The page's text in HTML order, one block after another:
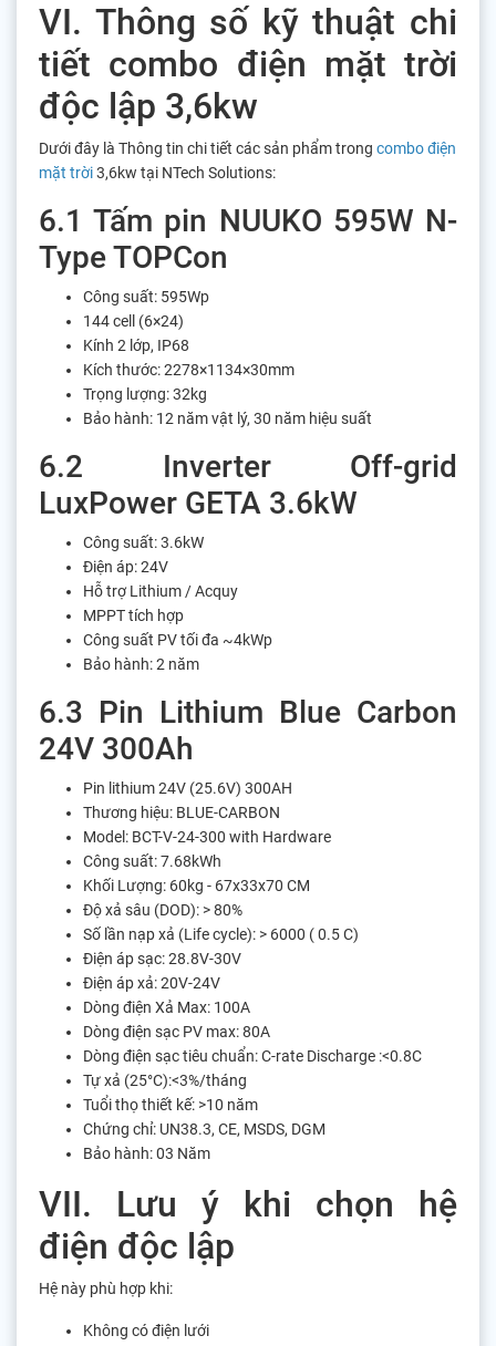
VI. Thông số kỹ thuật chi
tiết combo điện mặt trời
độc lập 3,6kw
Dưới đây là Thông tin chi tiết các sản phẩm trong combo điện
mặt trời3,6kw tại NTech Solutions:
6.1 Tấm pin NUUKO 595W N-
Type TOPCon
Công suất: 595Wp
144 cell (6×24)
Kính 2 lớp, IP68
Kích thước: 2278×1134×30mm
Trọng lượng: 32kg
Bảo hành: 12 năm vật lý, 30 năm hiệu suất
6.2 Inverter Off-grid
LuxPower GETA 3.6kW
Công suất: 3.6kW
Điện áp: 24V
Hỗ trợ Lithium / Acquy
MPPT tích hợp
Công suất PV tối đa ~4kWp
Bảo hành: 2 năm
6.3 Pin Lithium Blue Carbon
24V 300Ah
Pin lithium 24V (25.6V) 300AH
Thương hiệu: BLUE-CARBON
Model: BCT-V-24-300 with Hardware
Công suất: 7.68kWh
Khối Lượng: 60kg - 67x33x70 CM
Độ xả sâu (DOD): > 80%
Số lần nạp xả (Life cycle): > 6000 ( 0.5 C)
Điện áp sạc: 28.8V-30V
Điện áp xả: 20V-24V
Dòng điện Xả Max: 100A
Dòng điện sạc PV max: 80A
Dòng điện sạc tiêu chuẩn: C-rate Discharge :<0.8C
Tự xả (25°C):<3%/tháng
Tuổi thọ thiết kế: >10 năm
Chứng chỉ: UN38.3, CE, MSDS, DGM
Bảo hành: 03 Năm
VII. Lưu ý khi chọn hệ
điện độc lập
Hệ này phù hợp khi:
Không có điện lưới